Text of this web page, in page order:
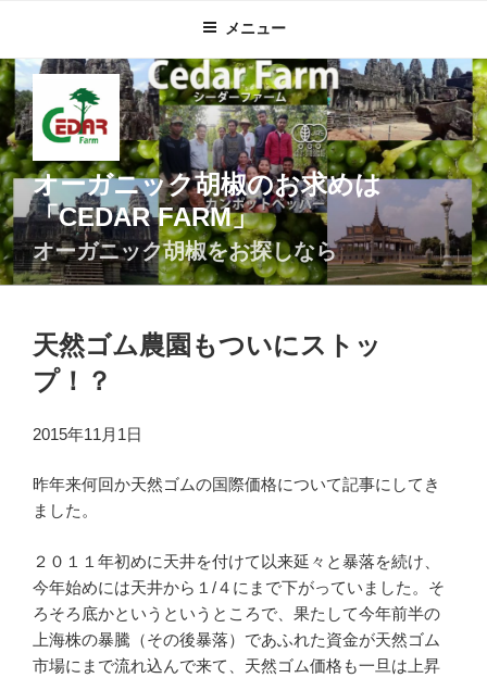
テ
ン
ツ
へ
ス
キ
ッ
プ
オーガニック胡椒のお求めは
「CEDAR FARM」
オーガニック胡椒をお探しなら
メニュー
天然ゴム農園もついにストッ
プ！？
2015年11月1日
昨年来何回か天然ゴムの国際価格について記事にしてき
ました。
２０１１年初めに天井を付けて以来延々と暴落を続け、
今年始めには天井から１/４にまで下がっていました。そ
ろそろ底かというというところで、果たして今年前半の
上海株の暴騰（その後暴落）であふれた資金が天然ゴム
市場にまで流れ込んで来て、天然ゴム価格も一旦は上昇